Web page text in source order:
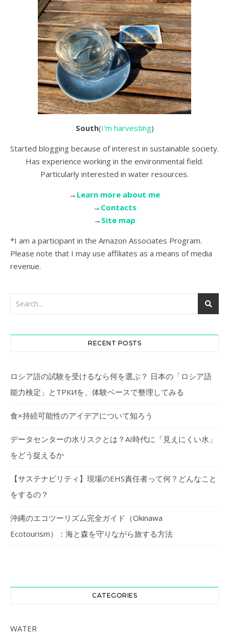
South(I'm harvesting)
Started blogging because of interest in sustainable society.
Has experience working in the environmental field.
Particularly interested in water resources.
→ Learn more about me
→ Contacts
→ Site map
*I am a participant in the Amazon Associates Program.
Please note that I may use affiliates as a means of media
revenue.
RECENT POSTS
ロシア語の試験を受けるなら何を選ぶ？ 日本の「ロシア語
能力検定」とТРКИを、体験ベースで整理してみる
食×持続可能性のアイデアについて知ろう
データセンターの水リスクとは？AI時代に「見えにくい水」
をどう捉えるか
【サステナビリティ】現場のEHS責任者って何？どんなこと
をするの？
沖縄のエコツーリズム完全ガイド（Okinawa
Ecotourism）：海と森を守りながら旅する方法
CATEGORIES
WATER